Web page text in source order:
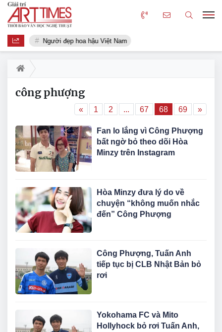
Người đẹp hoa hậu Việt Nam
công phượng
« 1 2 ... 67 68 69 »
Fan lo lắng vì Công Phượng
bất ngờ bỏ theo dõi Hòa
Minzy trên Instagram
Hòa Minzy đưa lý do về
chuyện “không muốn nhắc
đến” Công Phượng
Công Phượng, Tuấn Anh
tiếp tục bị CLB Nhật Bản bỏ
rơi
Yokohama FC và Mito
Hollyhock bỏ rơi Tuấn Anh,